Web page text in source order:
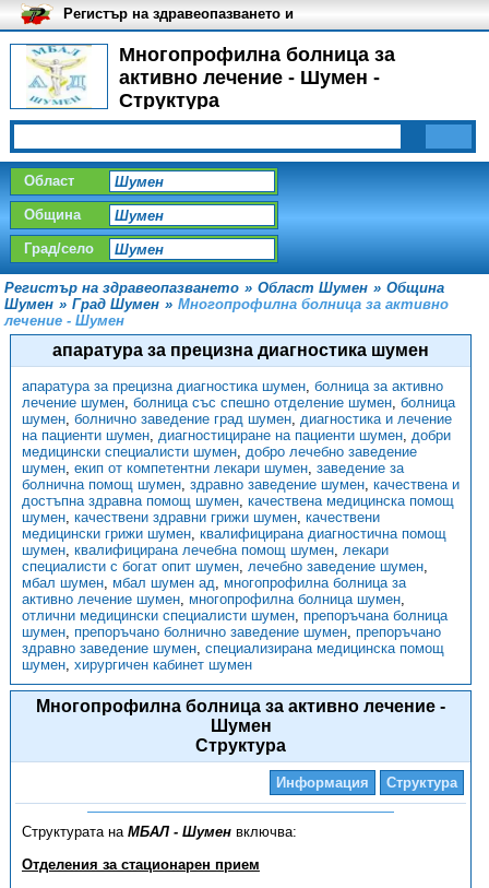
Многопрофилна болница за
активно лечение - Шумен -
Структура
Регистър на здравеопазването и
медицинските заведения в
България
Област
Община
Град/село
Регистър на здравеопазването » Област Шумен » Община
Шумен » Град Шумен » Многопрофилна болница за активно
лечение - Шумен
апаратура за прецизна диагностика шумен
апаратура за прецизна диагностика шумен, болница за активно
лечение шумен, болница със спешно отделение шумен, болница
шумен, болнично заведение град шумен, диагностика и лечение
на пациенти шумен, диагностициране на пациенти шумен, добри
медицински специалисти шумен, добро лечебно заведение
шумен, екип от компетентни лекари шумен, заведение за
болнична помощ шумен, здравно заведение шумен, качествена и
достъпна здравна помощ шумен, качествена медицинска помощ
шумен, качествени здравни грижи шумен, качествени
медицински грижи шумен, квалифицирана диагностична помощ
шумен, квалифицирана лечебна помощ шумен, лекари
специалисти с богат опит шумен, лечебно заведение шумен,
мбал шумен, мбал шумен ад, многопрофилна болница за
активно лечение шумен, многопрофилна болница шумен,
отлични медицински специалисти шумен, препоръчана болница
шумен, препоръчано болнично заведение шумен, препоръчано
здравно заведение шумен, специализирана медицинска помощ
шумен, хирургичен кабинет шумен
Многопрофилна болница за активно лечение -
Шумен
Структура
Информация Структура
Структурата на МБАЛ - Шуменвключва:
Отделения за стационарен прием